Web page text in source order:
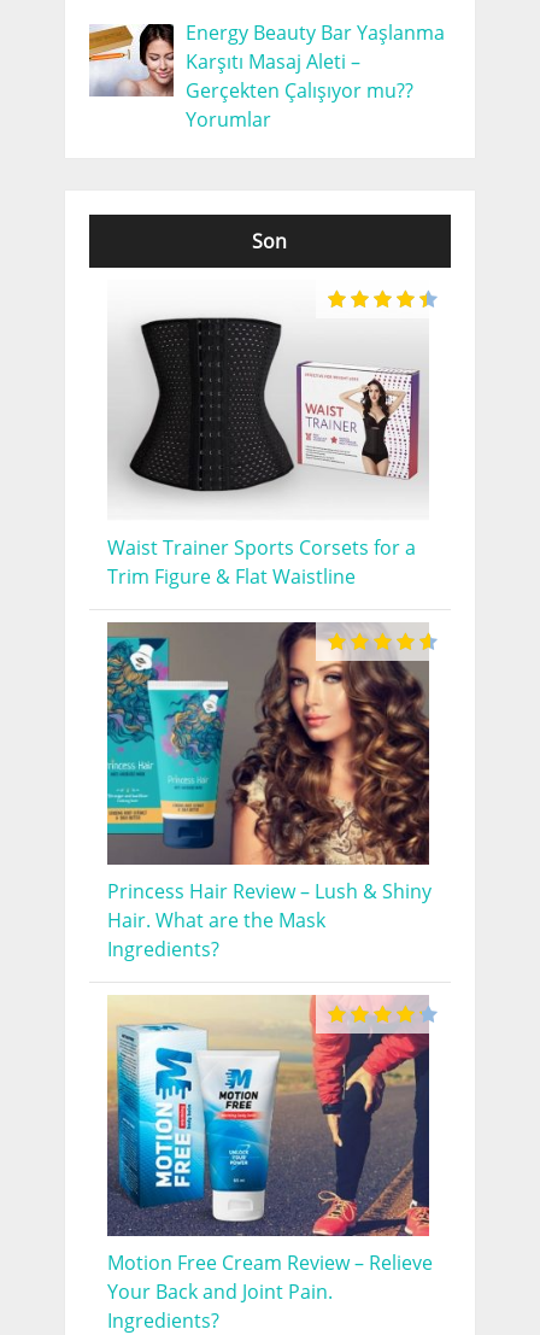
Energy Beauty Bar Yaşlanma
Karşıtı Masaj Aleti –
Gerçekten Çalışıyor mu??
Yorumlar
Son
Waist Trainer Sports Corsets for a
Trim Figure & Flat Waistline
Princess Hair Review – Lush & Shiny
Hair. What are the Mask
Ingredients?
Motion Free Cream Review – Relieve
Your Back and Joint Pain.
Ingredients?